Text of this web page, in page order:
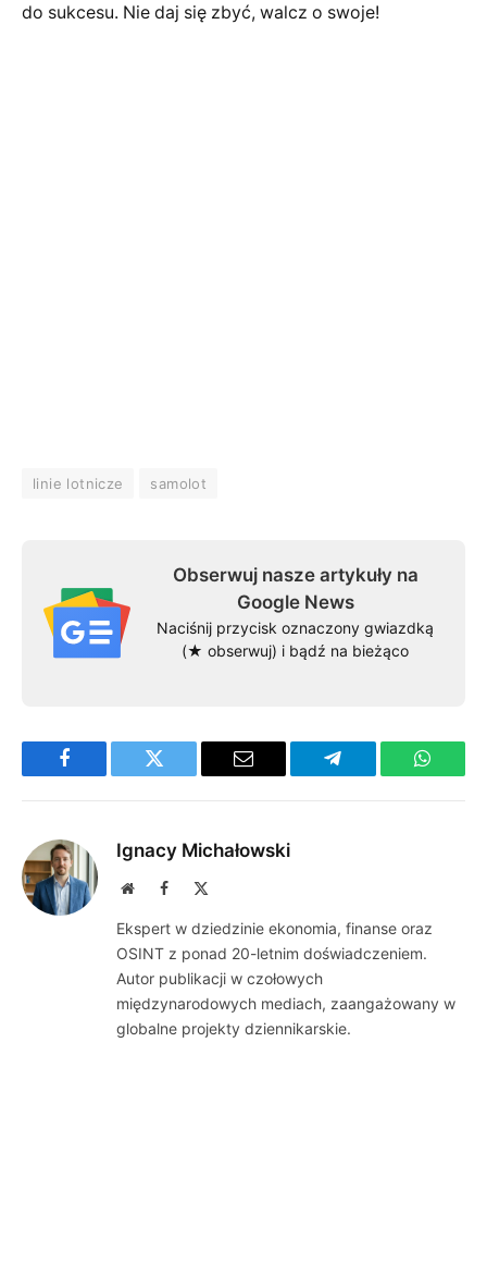
do sukcesu. Nie daj się zbyć, walcz o swoje!
linie lotnicze samolot
Obserwuj nasze artykuły na
Google News
Naciśnij przycisk oznaczony gwiazdką
(★ obserwuj) i bądź na bieżąco
Facebook Twitter Email Telegram
Ignacy Michałowski
WebsiteFacebook
Ekspert w dziedzinie ekonomia, finanse oraz
OSINT z ponad 20-letnim doświadczeniem.
Autor publikacji w czołowych
międzynarodowych mediach, zaangażowany w
globalne projekty dziennikarskie.